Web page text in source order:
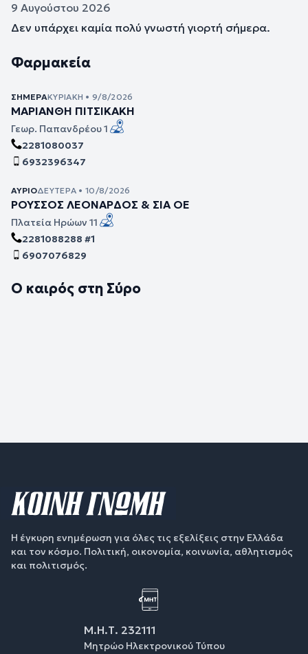
9 Αυγούστου 2026
Δεν υπάρχει καμία πολύ γνωστή γιορτή σήμερα.
Φαρμακεία
ΣΉΜΕΡΑΚΥΡΙΑΚΉ • 9/8/2026
ΜΑΡΙΑΝΘΗ ΠΙΤΣΙΚΑΚΗ
Γεωρ. Παπανδρέου 1
2281080037
6932396347
ΑΎΡΙΟΔΕΥΤΈΡΑ • 10/8/2026
ΡΟΥΣΣΟΣ ΛΕΟΝΑΡΔΟΣ & ΣΙΑ ΟΕ
Πλατεία Ηρώων 11
2281088288 #1
6907076829
Ο καιρός στη Σύρο
Η έγκυρη ενημέρωση για όλες τις εξελίξεις στην Ελλάδα
και τον κόσμο. Πολιτική, οικονομία, κοινωνία, αθλητισμός
και πολιτισμός.
Μ.Η.Τ. 232111
Μητρώο Ηλεκτρονικού Τύπου